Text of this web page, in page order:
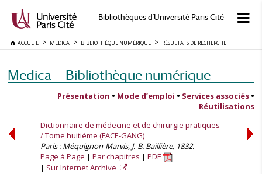
Bibliothèques d'Université Paris Cité
ACCUEIL MEDICA BIBLIOTHÈQUE NUMÉRIQUE RÉSULTATS DE RECHERCHE
Medica — Bibliothèque numérique
Présentation • Mode d’emploi • Services associés •
Réutilisations
Dictionnaire de médecine et de chirurgie pratiques
/ Tome huitième (FACE-GANG)
Paris : Méquignon-Marvis, J.-B. Baillière, 1832.
Page à Page
Par chapitres
PDF
Sur Internet Archive